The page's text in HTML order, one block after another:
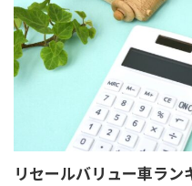
リセールバリュー車ラ